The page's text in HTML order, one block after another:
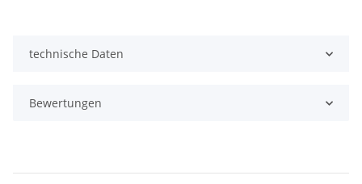
technische Daten
Bewertungen